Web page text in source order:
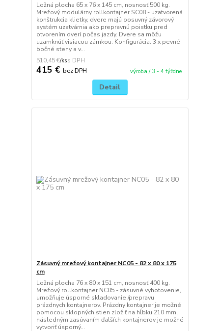
Ložná plocha 65 x 76 x 145 cm, nosnosť 500 kg.
Mrežový modulárny rollkontajner SC08 - uzatvorená
konštrukcia klietky, dvere majú posuvný závorový
systém uzatvárnia ako prepravnú poistku pred
otvorením dverí počas jazdy. Dvere sa môžu
uzamknúť visiacou zámkou. Konfigurácia: 3 x pevné
bočné steny a v...
510,45 €/ks
415 € bez DPH výroba / 3 - 4 týždne
Detail
Zásuvný mrežový kontajner NC05 - 82 x 80 x 175
cm
Ložná plocha 76 x 80 x 151 cm, nosnosť 400 kg.
Mrežový rollkontajner NC05 - zásuvné vyhotovenie,
umožňuje úsporné skladovanie /prepravu
prázdnych kontajnerov. Prázdny kontajner je možné
pomocou sklopných stien zložiť na hĺbku 210 mm,
následným zasúvaním ďalších kontajnerov je možné
vytvoriť úsporný...